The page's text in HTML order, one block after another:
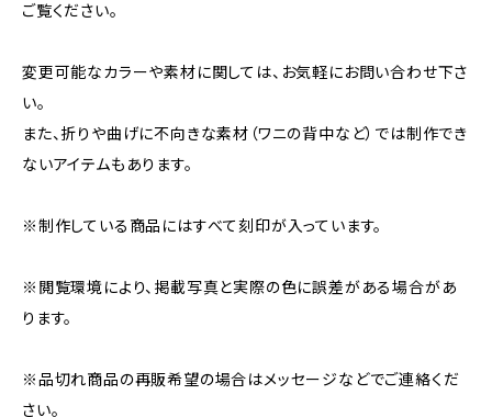
ご覧ください。
変更可能なカラーや素材に関しては、お気軽にお問い合わせ下さ
い。
また、折りや曲げに不向きな素材（ワニの背中など）では制作でき
ないアイテムもあります。
※制作している商品にはすべて刻印が入っています。
※閲覧環境により、掲載写真と実際の色に誤差がある場合があ
ります。
※品切れ商品の再販希望の場合はメッセージなどでご連絡くだ
さい。